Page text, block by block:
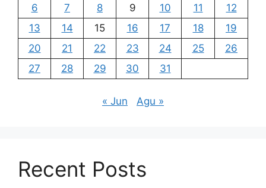
6
7 8 9 10 11
12
13
14 15 16 17 18
19
20
21 22 23 24 25
26
27
28 29 30 31
« Jun Agu »
Recent Posts